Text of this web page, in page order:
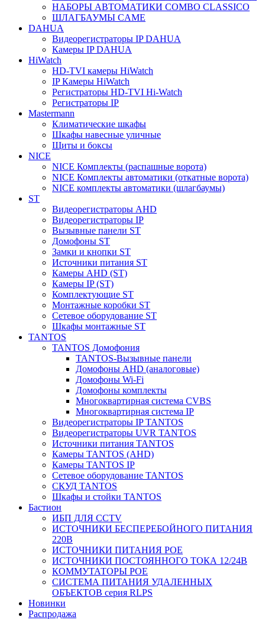
НАБОРЫ АВТОМАТИКИ COMBO CLASSICO
ШЛАГБАУМЫ CAME
DAHUA
Видеорегистраторы IP DAHUA
Камеры IP DAHUA
HiWatch
HD-TVI камеры HiWatch
IP Камеры HiWatch
Регистраторы HD-TVI Hi-Watch
Регистраторы IP
Mastermann
Климатические шкафы
Шкафы навесные уличные
Щиты и боксы
NICE
NICE Комплекты (распашные ворота)
NICE Комплекты автоматики (откатные ворота)
NICE комплекты автоматики (шлагбаумы)
ST
Видеорегистраторы AHD
Видеорегистраторы IP
Вызывные панели ST
Домофоны ST
Замки и кнопки ST
Источники питания ST
Камеры AHD (ST)
Камеры IP (ST)
Комплектующие ST
Монтажные коробки ST
Сетевое оборудование ST
Шкафы монтажные ST
TANTOS
TANTOS Домофония
TANTOS-Вызывные панели
Домофоны AHD (аналоговые)
Домофоны Wi-Fi
Домофоны комплекты
Многоквартирная система CVBS
Многоквартирная система IP
Видеорегистраторы IP TANTOS
Видеорегистраторы UVR TANTOS
Источники питания TANTOS
Камеры TANTOS (AHD)
Камеры TANTOS IP
Сетевое оборудование TANTOS
СКУД TANTOS
Шкафы и стойки TANTOS
Бастион
ИБП ДЛЯ CCTV
ИСТОЧНИКИ БЕСПЕРЕБОЙНОГО ПИТАНИЯ
220В
ИСТОЧНИКИ ПИТАНИЯ POE
ИСТОЧНИКИ ПОСТОЯННОГО ТОКА 12/24В
КОММУТАТОРЫ POE
СИСТЕМА ПИТАНИЯ УДАЛЕННЫХ
ОБЪЕКТОВ серия RLPS
Новинки
Распродажа